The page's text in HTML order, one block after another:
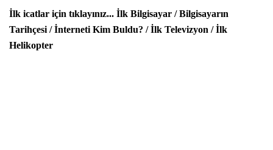
İlk icatlar için tıklayınız... İlk Bilgisayar /Bilgisayarın
Tarihçesi/İnterneti Kim Buldu? /İlk Televizyon /İlk
Helikopter